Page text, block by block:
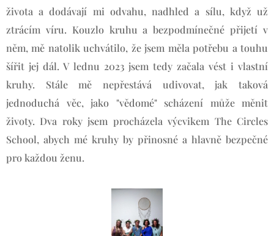
života a dodávají mi odvahu, nadhled a sílu, když už
ztrácím víru. Kouzlo kruhu a bezpodmínečné přijetí v
něm, mě natolik uchvátilo, že jsem měla potřebu a touhu
šířit jej dál. V lednu 2023 jsem tedy začala vést i vlastní
kruhy. Stále mě nepřestává udivovat, jak taková
jednoduchá věc, jako "vědomé" scházení může měnit
životy. Dva roky jsem procházela výcvikem The Circles
School, abych mé kruhy by přinosné a hlavně bezpečné
pro každou ženu.